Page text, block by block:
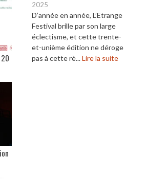
2025
D’année en année, L’Etrange
Festival brille par son large
éclectisme, et cette trente-
et-unième édition ne déroge
pas à cette rè...Lire la suite